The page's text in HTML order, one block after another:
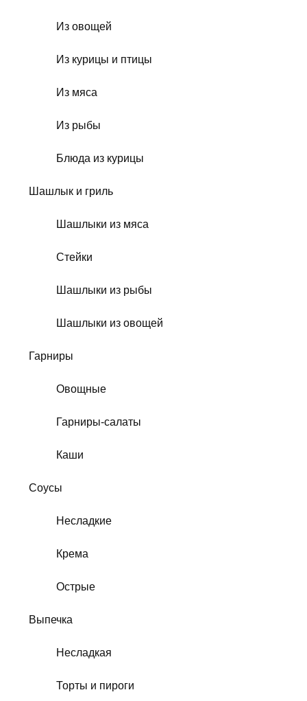
Из овощей
Из курицы и птицы
Из мяса
Из рыбы
Блюда из курицы
Шашлык и гриль
Шашлыки из мяса
Стейки
Шашлыки из рыбы
Шашлыки из овощей
Гарниры
Овощные
Гарниры-салаты
Каши
Соусы
Несладкие
Крема
Острые
Выпечка
Несладкая
Торты и пироги